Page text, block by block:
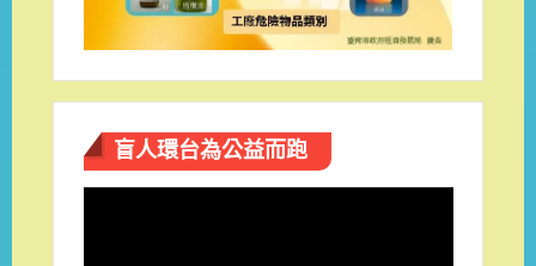
盲人環台​為公益而跑